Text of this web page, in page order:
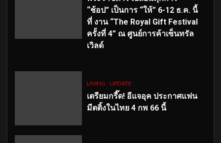
“ช้อป” เป็นการ “ให้” 6-12 ธ.ค. นี้
ที่ งาน “The Royal Gift Festival
ครั้งที่ 4” ณ ศูนย์การค้าเซ็นทรัล
เวิลด์
LIVING UPDATE
เตรียมกรี๊ด! อีแจอุค ประกาศแฟน
มีตติ้งในไทย 4 กพ 66 นี้